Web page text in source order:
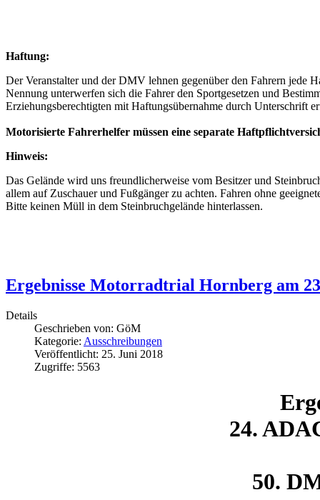
Haftung:
Der Veranstalter und der DMV lehnen gegenüber den Fahrern jede
Nennung unterwerfen sich die Fahrer den Sportgesetzen und
Erziehungsberechtigten mit Haftungsübernahme durch Unterschrift
Motorisierte Fahrerhelfer müssen eine separate
Hinweis:
Das Gelände wird uns freundlicherweise vom Besitzer und
allem auf Zuschauer und Fußgänger zu achten. Fahren ohne
Bitte keinen Müll in dem Steinbruchgelände hinterlassen.
Ergebnisse Motorradtrial Hornberg am
Details
Geschrieben von: GöM
Kategorie: Ausschreibungen
Veröffentlicht: 25. Juni 2018
Zugriffe: 5563
24.
50.